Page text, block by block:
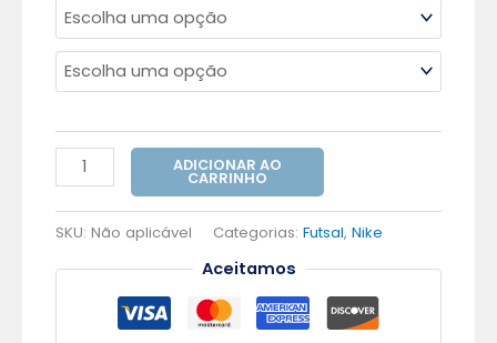
ADICIONAR AO
CARRINHO
SKU: Não aplicável Categorias: Futsal, Nike
Aceitamos